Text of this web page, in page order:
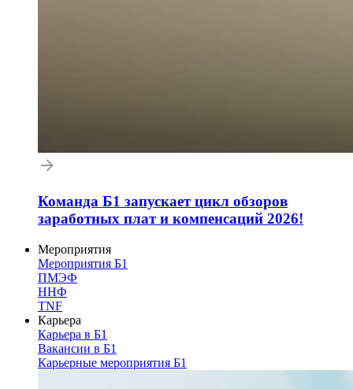
Команда Б1 запускает цикл обзоров
заработных плат и компенсаций 2026!
Мероприятия
Мероприятия Б1
ПМЭФ
ННФ
TNF
Карьера
Карьера в Б1
Вакансии в Б1
Карьерные мероприятия Б1